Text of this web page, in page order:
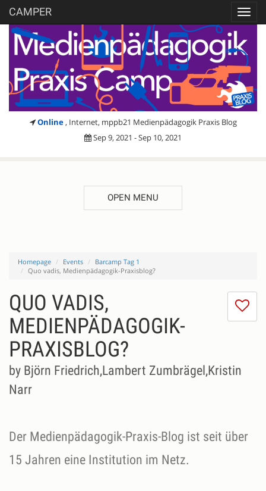
CAMPER
Online , Internet, mppb21 Medienpädagogik Praxis Blog
Sep 9, 2021 - Sep 10, 2021
OPEN MENU
Homepage Events
Barcamp Tag 1
Quo vadis, Medienpädagogik-Praxisblog?
I
QUO VADIS,
MEDIENPÄDAGOGIK-
PRAXISBLOG?
by Björn Friedrich,Lambert Zumbrägel,Kristin
Narr
Der Medienpädagogik-Praxis-Blog ist seit über
15 Jahren eine Institution im Netz.